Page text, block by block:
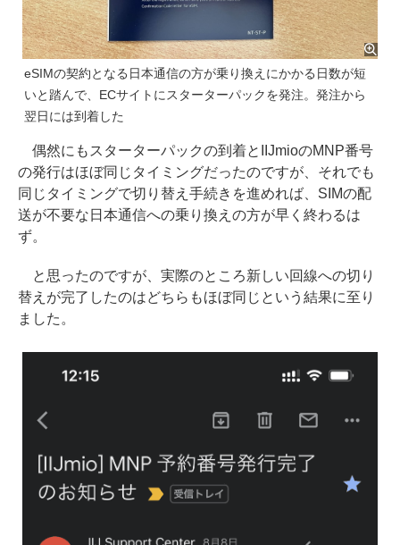
eSIMの契約となる日本通信の方が乗り換えにかかる日数が短
いと踏んで、ECサイトにスターターパックを発注。発注から
翌日には到着した
偶然にもスターターパックの到着とIIJmioのMNP番号
の発行はほぼ同じタイミングだったのですが、それでも
同じタイミングで切り替え手続きを進めれば、SIMの配
送が不要な日本通信への乗り換えの方が早く終わるは
ず。
と思ったのですが、実際のところ新しい回線への切り
替えが完了したのはどちらもほぼ同じという結果に至り
ました。